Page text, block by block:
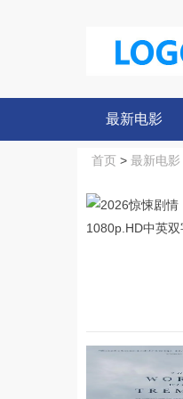
最新电影
首页 > 最新电影